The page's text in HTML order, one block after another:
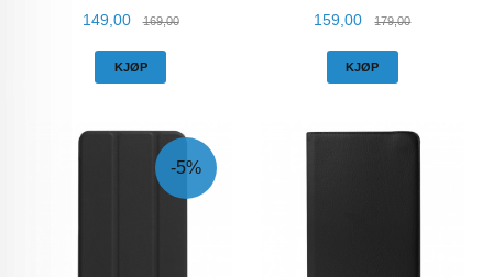
Tilbud
149,00 169,00Rabatt
KJØP
Tilbud
159,00 179,00Rabatt
KJØP
-5%